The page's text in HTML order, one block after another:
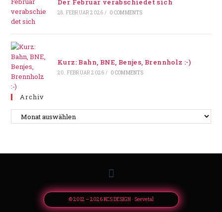
Der Februar verabschiedet sich
28. FEBRUAR 2026 / 0 COMMENTS
Kurz: Bahn, BNE, Benjes, Brennholz :-)
20. FEBRUAR 2026 / 0 COMMENTS
Archiv
© 2012 – 2026 KCS DESIGN · Seevetal